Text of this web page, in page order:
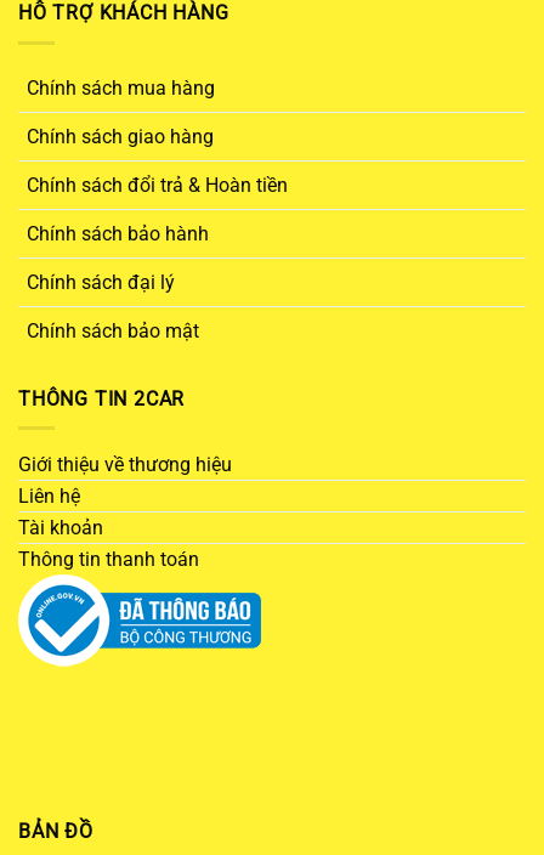
HỖ TRỢ KHÁCH HÀNG
Chính sách mua hàng
Chính sách giao hàng
Chính sách đổi trả & Hoàn tiền
Chính sách bảo hành
Chính sách đại lý
Chính sách bảo mật
THÔNG TIN 2CAR
Giới thiệu về thương hiệu
Liên hệ
Tài khoản
Thông tin thanh toán
BẢN ĐỒ